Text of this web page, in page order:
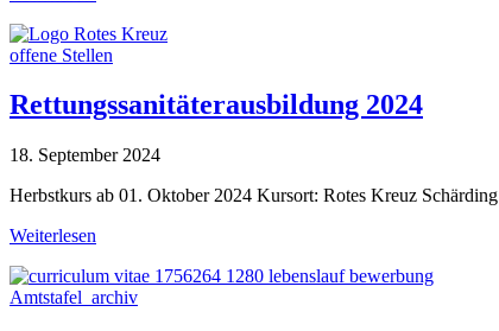
offene Stellen
Rettungssanitäterausbildung 2024
18. September 2024
Herbstkurs ab 01. Oktober 2024 Kursort: Rotes Kreuz Schärding
Weiterlesen
Amtstafel_archiv